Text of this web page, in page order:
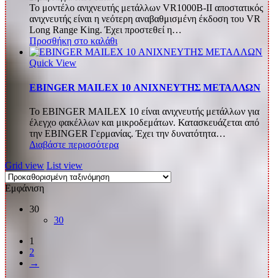
was:
2.150,00 €.
τιμή
είναι:
1.900,00 €.
Το μοντέλο ανιχνευτής μετάλλων VR1000B-II αποστατικός
ανιχνευτής είναι η νεότερη αναβαθμισμένη έκδοση του VR
Long Range King. Έχει προστεθεί η…
Προσθήκη στο καλάθι
Quick View
EBINGER MAILEX 10 ΑΝΙΧΝΕΥΤΗΣ ΜΕΤΑΛΛΩΝ
Το EBINGER MAILEX 10 είναι ανιχνευτής μετάλλων για
έλεγχο φακέλλων και μικροδεμάτων. Κατασκευάζεται από
την EBINGER Γερμανίας. Έχει την δυνατότητα…
Διαβάστε περισσότερα
Grid view List view
Εμφάνιση
30
30
1
2
→